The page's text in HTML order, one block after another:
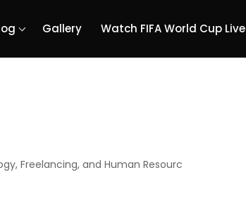
Gallery Watch FIFA World Cup Live
Freelancing, and Human Resourc